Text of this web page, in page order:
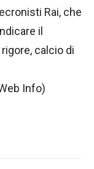
Rai, che
il
calcio di
Info)